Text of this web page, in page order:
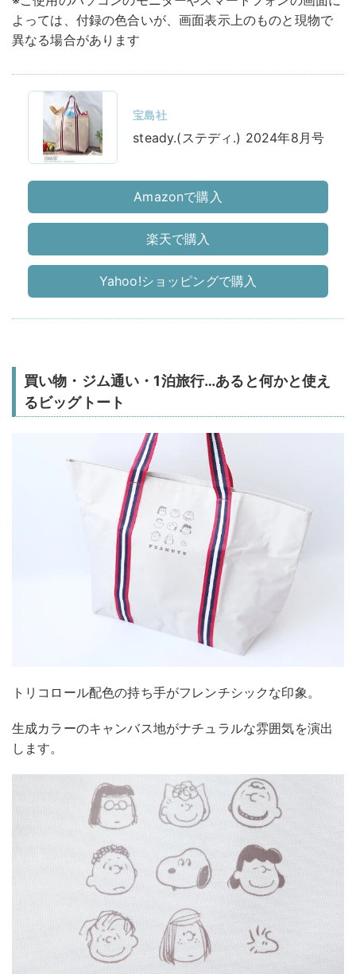
よっては、付録の色合いが、画面表示上のものと現物で
異なる場合があります
宝島社
steady.(ステディ.) 2024年8月号
Amazonで購入
楽天で購入
Yahoo!ショッピングで購入
買い物・ジム通い・1泊旅行…あると何かと使え
るビッグトート
トリコロール配色の持ち手がフレンチシックな印象。
生成カラーのキャンバス地がナチュラルな雰囲気を演出
します。